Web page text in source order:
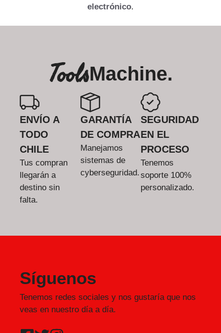
electrónico.
ToolsMachine.
ENVÍO A
TODO
CHILE
Tus compran
llegarán a
destino sin
falta.
GARANTÍA
DE COMPRA
Manejamos
sistemas de
cyberseguridad.
SEGURIDAD
EN EL
PROCESO
Tenemos
soporte 100%
personalizado.
Síguenos
Tenemos redes sociales y nos gustaría que nos
veas en nuestro día a día.